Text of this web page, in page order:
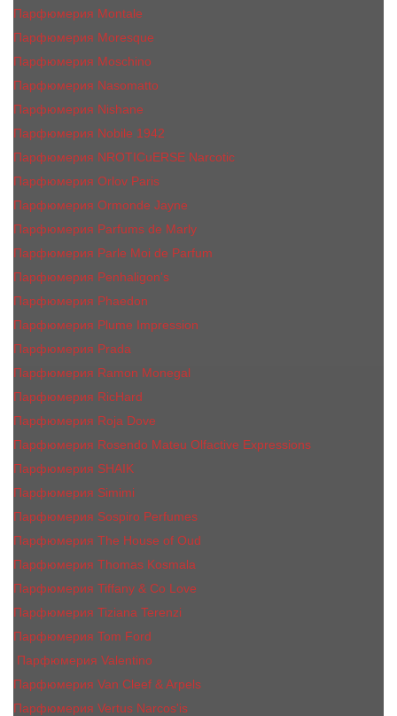
Парфюмерия Montale
Парфюмерия Moresque
Парфюмерия Moschino
Парфюмерия Nasomatto
Парфюмерия Nishane
Парфюмерия Nobile 1942
Парфюмерия NROTICuERSE Narcotic
Парфюмерия Orlov Paris
Парфюмерия Ormonde Jayne
Парфюмерия Parfums de Marly
Парфюмерия Parle Moi de Parfum
Парфюмерия Penhaligon's
Парфюмерия Phaedon
Парфюмерия Plume Impression
Парфюмерия Prada
Парфюмерия Ramon Monegal
Парфюмерия RicHard
Парфюмерия Roja Dove
Парфюмерия Rosendo Mateu Olfactive Expressions
Парфюмерия SHAIK
Парфюмерия Simimi
Парфюмерия Sospiro Perfumes
Парфюмерия The House of Oud
Парфюмерия Thomas Kosmala
Парфюмерия Tiffany & Co Love
Парфюмерия Tiziana Terenzi
Парфюмерия Tom Ford
Парфюмерия Valentino
Парфюмерия Van Cleef & Arpels
Парфюмерия Vertus Narcos'is